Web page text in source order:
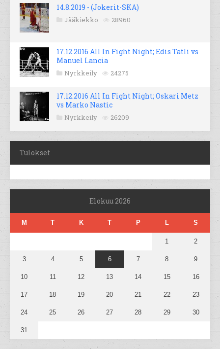
14.8.2019 - (Jokerit-SKA)
Jääkiekko 28960
17.12.2016 All In Fight Night; Edis Tatli vs
Manuel Lancia
Nyrkkeily 24275
17.12.2016 All In Fight Night; Oskari Metz
vs Marko Nastic
Nyrkkeily 26209
Tulokset
Elokuu 2026
M T K T P L S
1 2
3 4 5 6 7 8 9
10 11 12 13 14 15 16
17 18 19 20 21 22 23
24 25 26 27 28 29 30
31